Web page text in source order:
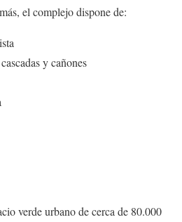
el complejo dispone de:
y cañones
verde urbano de cerca de 80.000